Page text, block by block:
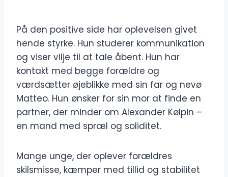
På den positive side har oplevelsen givet
hende styrke. Hun studerer kommunikation
og viser vilje til at tale åbent. Hun har
kontakt med begge forældre og
værdsætter øjeblikke med sin far og nevø
Matteo. Hun ønsker for sin mor at finde en
partner, der minder om Alexander Kølpin –
en mand med spræl og soliditet.
Mange unge, der oplever forældres
skilsmisse, kæmper med tillid og stabilitet